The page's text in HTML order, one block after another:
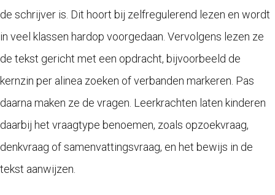
de schrijver is. Dit hoort bij zelfregulerend lezen en wordt
in veel klassen hardop voorgedaan. Vervolgens lezen ze
de tekst gericht met een opdracht, bijvoorbeeld de
kernzin per alinea zoeken of verbanden markeren. Pas
daarna maken ze de vragen. Leerkrachten laten kinderen
daarbij het vraagtype benoemen, zoals opzoekvraag,
denkvraag of samenvattingsvraag, en het bewijs in de
tekst aanwijzen.